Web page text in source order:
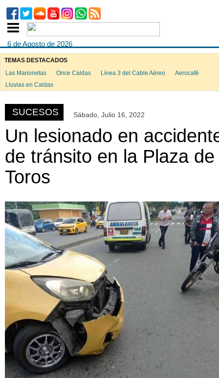
6 de Agosto de 2026
TEMAS DESTACADOS
Las Marionetas
Once Caldas Línea 3 del Cable Aéreo
Aerocafé
Lluvias en Caldas
SUCESOS Sábado, Julio 16, 2022
Un lesionado en
de tránsito en la Plaza de
Toros